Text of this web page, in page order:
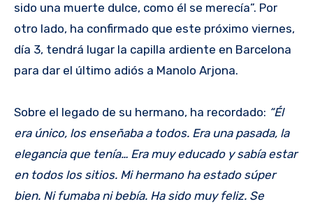
sido una muerte dulce, como él se merecía”. Por
otro lado, ha confirmado que este próximo viernes,
día 3, tendrá lugar la capilla ardiente en Barcelona
para dar el último adiós a Manolo Arjona.
Sobre el legado de su hermano, ha recordado: “Él
era único, los enseñaba a todos. Era una pasada, la
elegancia que tenía… Era muy educado y sabía estar
en todos los sitios. Mi hermano ha estado súper
bien. Ni fumaba ni bebía. Ha sido muy feliz. Se